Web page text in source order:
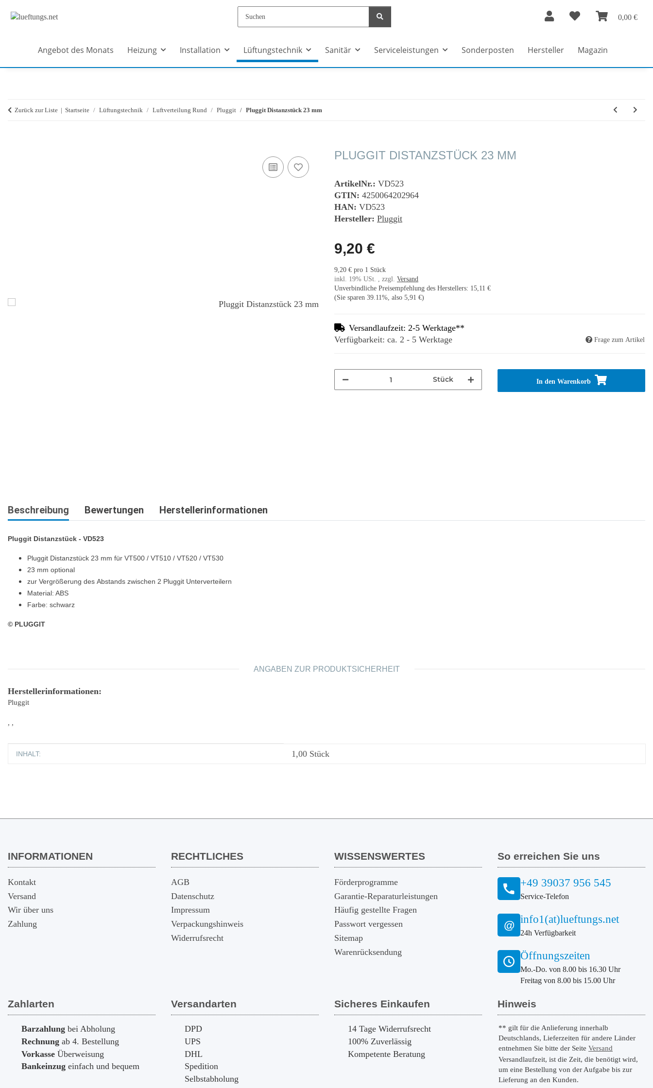
0,00 €
Angebot des Monats Heizung Installation Lüftungstechnik Sanitär Serviceleistungen Sonderposten Hersteller Magazin
Zurück zur Liste Startseite Lüftungstechnik Luftverteilung Rund Pluggit Pluggit Distanzstück 23 mm
PLUGGIT DISTANZSTÜCK 23 MM
ArtikelNr.: VD523
GTIN: 4250064202964
HAN: VD523
Hersteller: Pluggit
9,20 €
9,20 € pro 1 Stück
inkl. 19% USt. , zzgl. Versand
Unverbindliche Preisempfehlung des Herstellers: 15,11 €
(Sie sparen 39.11%, also 5,91 €)
Versandlaufzeit: 2-5 Werktage**
Verfügbarkeit: ca. 2 - 5 Werktage
Frage zum Artikel
Stück In den Warenkorb
weitere Registerkarten anzeigen
Beschreibung Bewertungen Herstellerinformationen
Pluggit Distanzstück - VD523
Pluggit Distanzstück 23 mm für VT500 / VT510 / VT520 / VT530
23 mm optional
zur Vergrößerung des Abstands zwischen 2 Pluggit Unterverteilern
Material: ABS
Farbe: schwarz
© PLUGGIT
ANGABEN ZUR PRODUKTSICHERHEIT
Herstellerinformationen:
Pluggit
, ,
Produkteigenschaft
Wert
INHALT: 1,00 Stück
INFORMATIONEN
Kontakt
Versand
Wir über uns
Zahlung
RECHTLICHES
AGB
Datenschutz
Impressum
Verpackungshinweis
Widerrufsrecht
WISSENSWERTES
Förderprogramme
Garantie-Reparaturleistungen
Häufig gestellte Fragen
Passwort vergessen
Sitemap
Warenrücksendung
So erreichen Sie uns
+49 39037 956 545
Service-Telefon
@ info1(at)lueftungs.net
24h Verfügbarkeit
Öffnungszeiten
Mo.-Do. von 8.00 bis 16.30 Uhr
Freitag von 8.00 bis 15.00 Uhr
Zahlarten
Barzahlung bei Abholung
Rechnung ab 4. Bestellung
VorkasseÜberweisung
Bankeinzug einfach und bequem
Versandarten
DPD
UPS
DHL
Spedition
Selbstabholung
Sicheres Einkaufen
14 Tage Widerrufsrecht
100% Zuverlässig
Kompetente Beratung
Hinweis
** gilt für die Anlieferung innerhalb
Deutschlands, Lieferzeiten für andere Länder
entnehmen Sie bitte der Seite Versand
Versandlaufzeit, ist die Zeit, die benötigt wird,
um eine Bestellung von der Aufgabe bis zur
Lieferung an den Kunden.